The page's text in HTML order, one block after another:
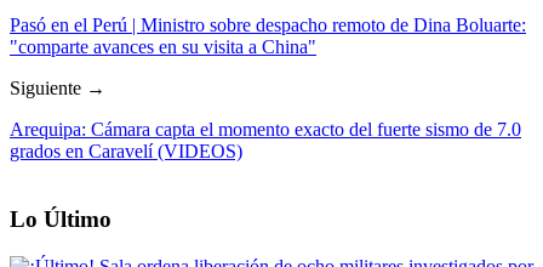
Pasó en el Perú | Ministro sobre despacho remoto de Dina Boluarte:
"comparte avances en su visita a China"
Siguiente →
Arequipa: Cámara capta el momento exacto del fuerte sismo de 7.0
grados en Caravelí (VIDEOS)
Lo Último